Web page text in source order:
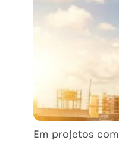
Em projetos